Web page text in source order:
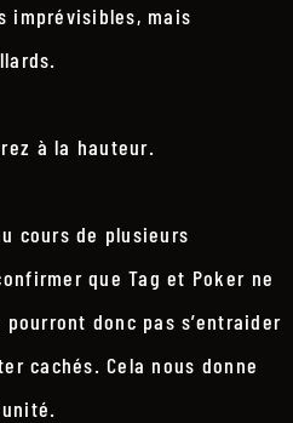
imprévisibles, mais
à la hauteur.
cours de plusieurs
que Tag et Poker ne
donc pas s’entraider
cachés. Cela nous donne